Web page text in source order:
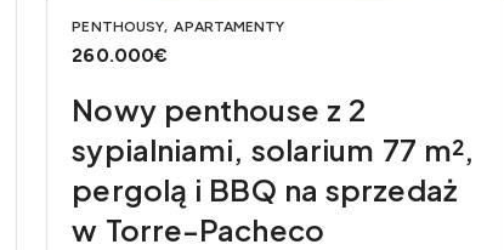
PENTHOUSY, APARTAMENTY
260.000€
Nowy penthouse z 2
sypialniami, solarium 77 m²,
pergolą i BBQ na sprzedaż
w Torre-Pacheco